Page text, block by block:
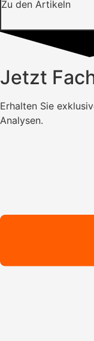
Zu den Artikeln
Jetzt
Erhalten Sie
Analysen.